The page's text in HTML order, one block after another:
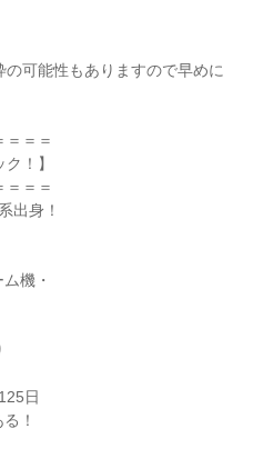
可能性もありますので早めに
＝＝＝
！】
＝＝＝
出身！
機・
日
！